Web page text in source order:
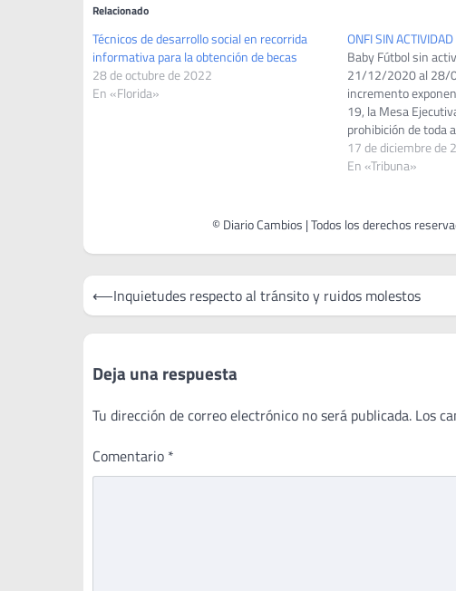
Relacionado
Técnicos de desarrollo social en recorrida
informativa para la obtención de becas
28 de octubre de 2022
En «Florida»
ONFI SIN
Baby Fútbol sin
21/12/2020 al 28/
incremento
19, la Mesa
prohibición de toda
fútbol infantil,
fútbol, encuentros
17 de diciembre de
En «Tribuna»
Navegación
de
entradas
⟵Inquietudes respecto al tránsito y ruidos molestos
Deja una respuesta
Tu dirección de correo electrónico no será publicada. Los
Comentario *